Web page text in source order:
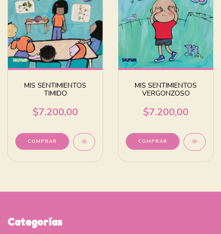
MIS SENTIMIENTOS
TIMIDO
$7.200,00
MIS SENTIMIENTOS
VERGONZOSO
$7.200,00
Categorías